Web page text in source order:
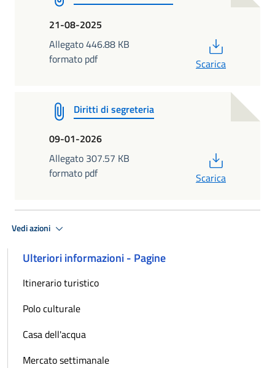
21-08-2025
Allegato 446.88 KB
formato pdf
Scarica
Diritti di segreteria
09-01-2026
Allegato 307.57 KB
formato pdf
Scarica
Vedi azioni
Ulteriori informazioni - Pagine
Itinerario turistico
Polo culturale
Casa dell'acqua
Mercato settimanale